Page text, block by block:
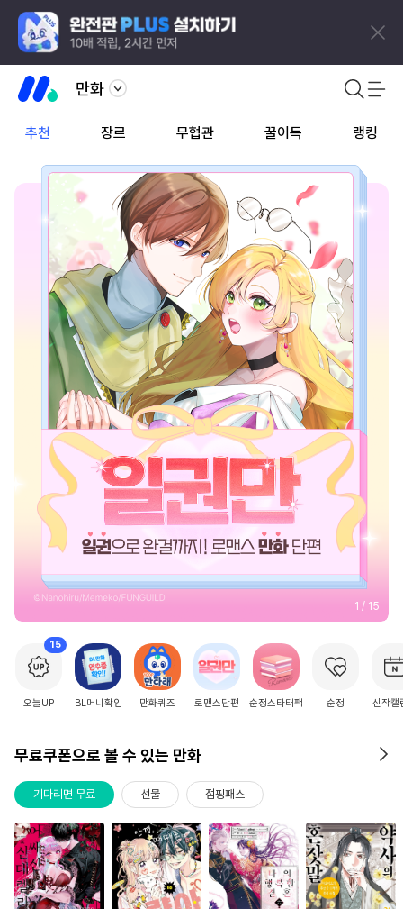
만화
추천 장르 무협관 꿀이득 랭킹
2 / 15
15
오늘UP BL머니확인 만화퀴즈 로맨스단편 순정스타터팩 순정 신작캘
무료쿠폰으로 볼 수 있는 만화
기다리면 무료 선물 점핑패스